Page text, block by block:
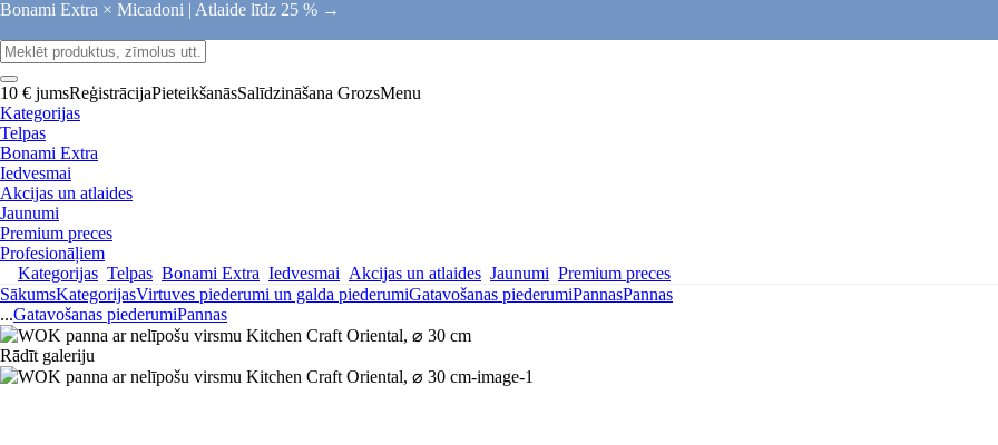
Bonami Extra × Micadoni | Atlaide līdz 25 % →
10 € jumsReģistrācijaPieteikšanāsSalīdzināšana GrozsMenu
Kategorijas
Telpas
Bonami Extra
Iedvesmai
Akcijas un atlaides
Jaunumi
Premium preces
Profesionāļiem
Kategorijas Telpas Bonami Extra Iedvesmai Akcijas un atlaides Jaunumi Premium preces
SākumsKategorijasVirtuves piederumi un galda piederumiGatavošanas piederumiPannasPannas
...Gatavošanas piederumiPannas
Rādīt galeriju